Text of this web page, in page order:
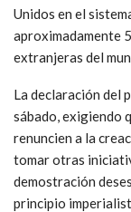
Unidos en el
aproximadamente
extranjeras del
La declaración del
sábado, exigiendo
renuncien a la
tomar otras
demostración
principio